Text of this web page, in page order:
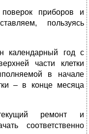
приборов и
пользуясь
календарный год с
части клетки
в начале
– в конце месяца
ремонт и
соответственно